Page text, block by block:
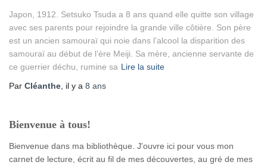
Japon, 1912. Setsuko Tsuda a 8 ans quand elle quitte son village
avec ses parents pour rejoindre la grande ville côtière. Son père
est un ancien samouraï qui noie dans l’alcool la disparition des
samouraï au début de l’ère Meiji. Sa mère, ancienne servante de
ce guerrier déchu, rumine sa Lire la suite
Par Cléanthe , il y a 8 ans
Bienvenue à tous!
Bienvenue dans ma bibliothèque. J'ouvre ici pour vous mon
carnet de lecture, écrit au fil de mes découvertes, au gré de mes